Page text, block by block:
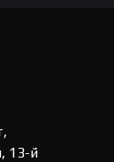
13-й